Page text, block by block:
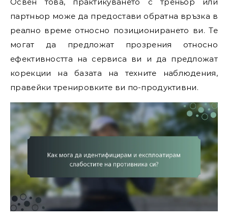
Освен това, практикуването с треньор или
партньор може да предостави обратна връзка в
реално време относно позиционирането ви. Те
могат да предложат прозрения относно
ефективността на сервиса ви и да предложат
корекции на базата на техните наблюдения,
правейки тренировките ви по-продуктивни.